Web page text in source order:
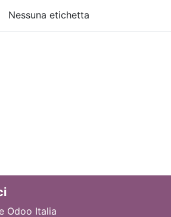
Nessuna etichetta
Odoo Italia